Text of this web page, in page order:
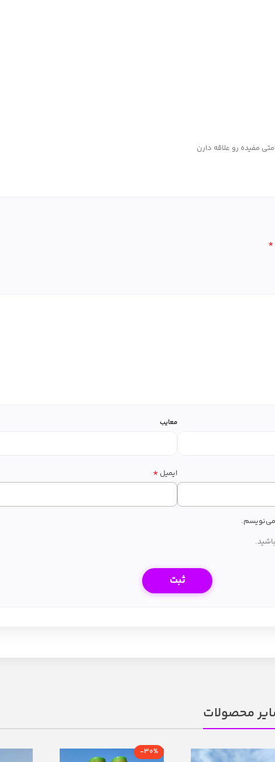
مفیده رو علاقه دارن
*
معایب
ایمیل *
می‌نویسم.
محصولات
-30%